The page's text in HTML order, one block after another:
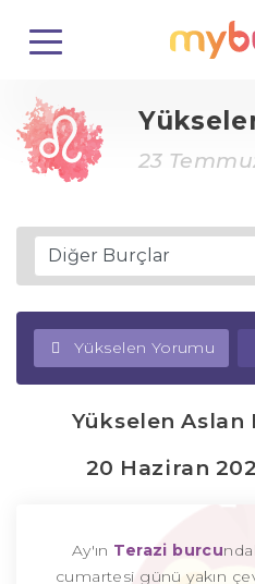
23
Yükselen Yorumu
Yükselen Aslan
20 Haziran
Ay'ın Terazi burcu
cumartesi günü yakın